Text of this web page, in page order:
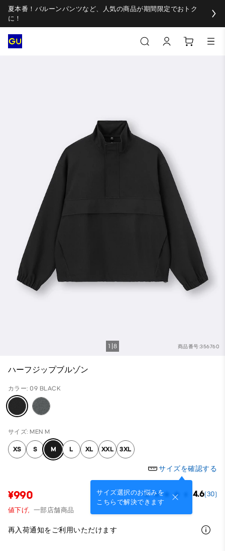
夏本番！バルーンパンツなど、人気の商品が期間限定でおトク
に！
商品番号:356760
1 8
ハーフジップブルゾン
カラー: 09 BLACK
サイズ: MEN M
XS S M L XL XXL 3XL
サイズを確認する
サイズ選択のお悩みを
こちらで解決できます
¥990 4.6(30)
値下げ, 一部店舗商品
再入荷通知をご利用いただけます